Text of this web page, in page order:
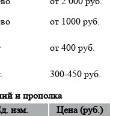
от 1000 руб.
от 400 руб.
300-450 руб.
и прополка
изм.
Цена (руб.)